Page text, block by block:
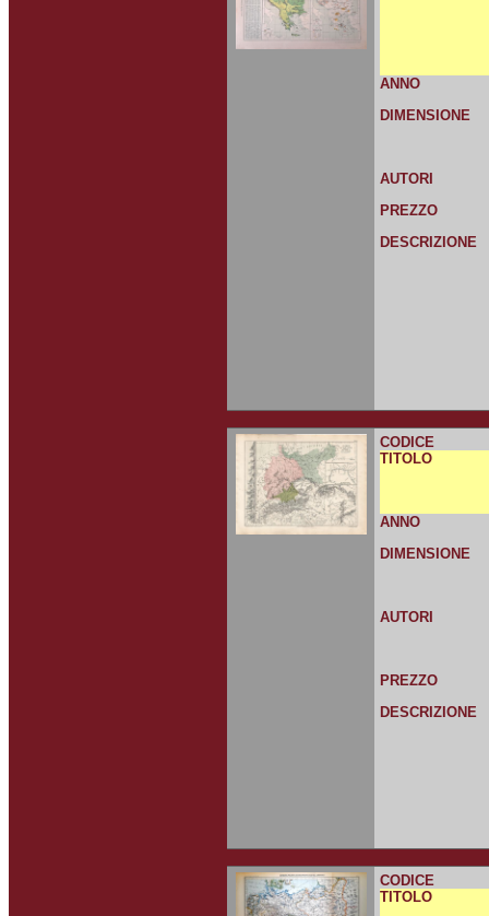
ANNO
DIMENSIONE
AUTORI
PREZZO
DESCRIZIONE
CODICE
TITOLO
ANNO
DIMENSIONE
AUTORI
PREZZO
DESCRIZIONE
CODICE
TITOLO